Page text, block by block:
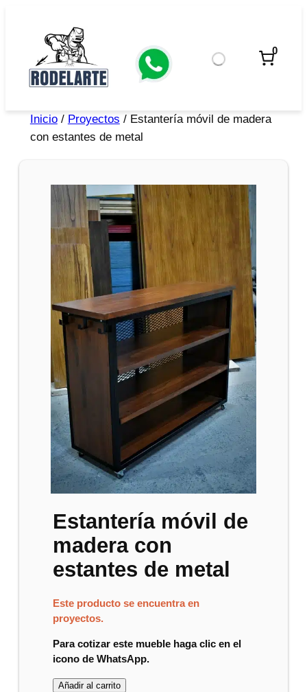
0
Inicio/ Proyectos / Estantería móvil de madera
con estantes de metal
Estantería móvil de
madera con
estantes de metal
Este producto se encuentra en
proyectos.
Para cotizar este mueble haga clic en el
icono de WhatsApp.
Añadir al carrito